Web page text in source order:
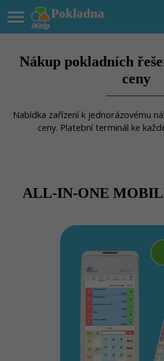
Pokladna

Nákup pokladních
ceny
Nabídka zařízení k jednorázovému
ceny. Platební terminál ke
ALL-IN-ONE